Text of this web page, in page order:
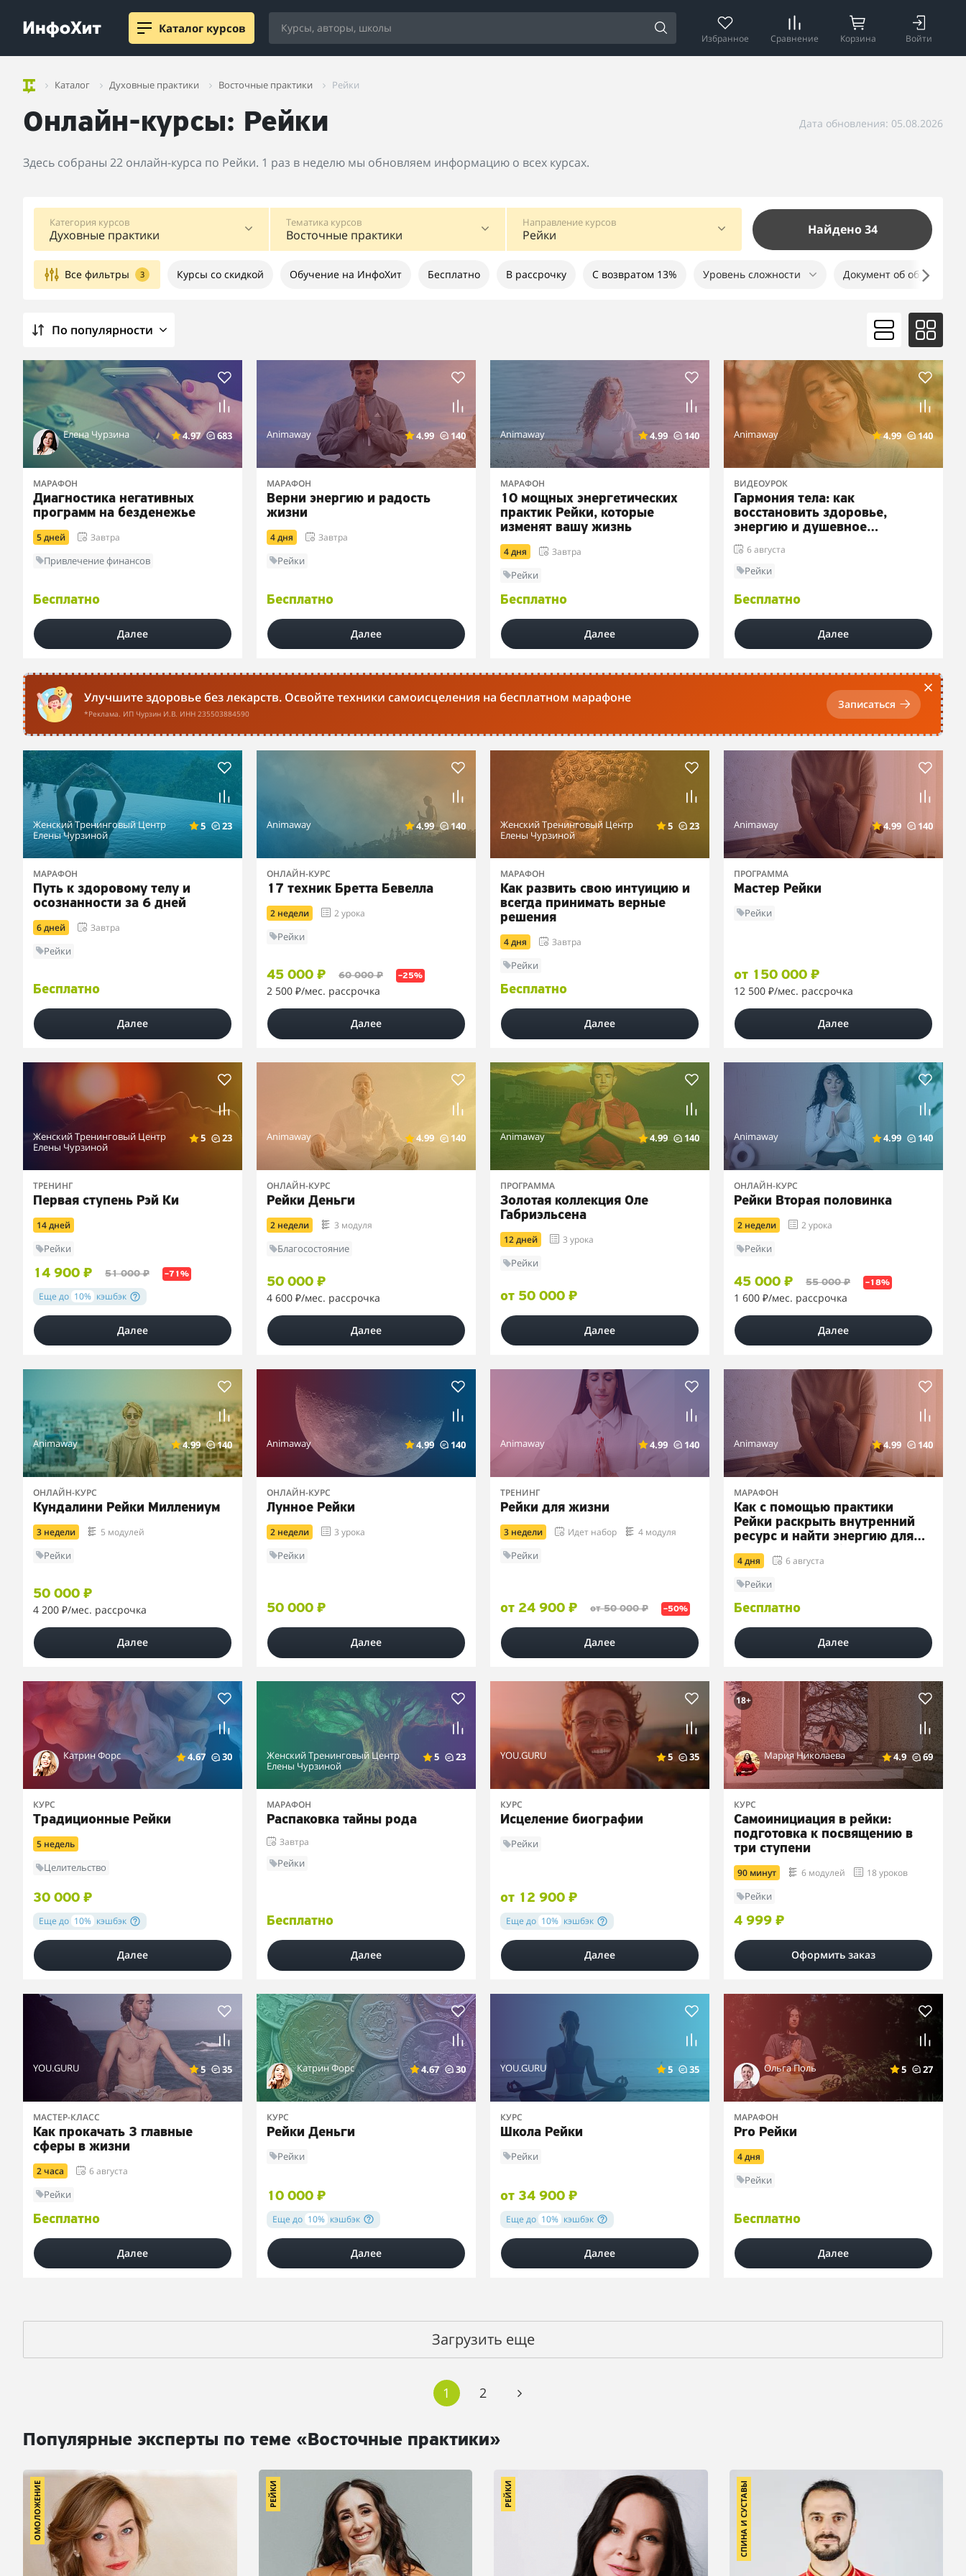
Каталог курсов
Избранное Сравнение Корзина Войти
Каталог Духовные практики Восточные практики Рейки
Онлайн-курсы: Рейки Дата обновления: 05.08.2026
Здесь собраны 22 онлайн-курса по Рейки. 1 раз в неделю мы обновляем информацию о всех курсах.
Духовные практики
Категория курсов
Восточные практики
Тематика курсов
Рейки
Направление курсов
Все фильтры 3 Курсы со скидкой Обучение на ИнфоХит Бесплатно В рассрочку С возвратом 13% Уровень сложности Документ об обучении
Найдено 34
По популярности
Елена Чурзина 4.97 683
МАРАФОН
Диагностика негативных
программ на безденежье
5 дней Завтра
Привлечение финансов
Бесплатно
Далее
Animaway 4.99 140
МАРАФОН
Верни энергию и радость
жизни
4 дня Завтра
Рейки
Бесплатно
Далее
Animaway 4.99 140
МАРАФОН
10 мощных энергетических
практик Рейки, которые
изменят вашу жизнь
4 дня Завтра
Рейки
Бесплатно
Далее
Animaway 4.99 140
ВИДЕОУРОК
Гармония тела: как
восстановить здоровье,
энергию и душевное
равновесие
6 августа
Рейки
Бесплатно
Далее
Улучшите здоровье без лекарств. Освойте техники самоисцеления на бесплатном марафоне
*Реклама. ИП Чурзин И.В. ИНН 235503884590
Записаться
Женский Тренинговый Центр
Елены Чурзиной
5 23
МАРАФОН
Путь к здоровому телу и
осознанности за 6 дней
6 дней Завтра
Рейки
Бесплатно
Далее
Animaway 4.99 140
ОНЛАЙН-КУРС
17 техник Бретта Бевелла
2 недели 2 урока
Рейки
45 000 ₽ 60 000 ₽ –25%
2 500 ₽/мес. рассрочка
Далее
Женский Тренинговый Центр
Елены Чурзиной
5 23
МАРАФОН
Как развить свою интуицию и
всегда принимать верные
решения
4 дня Завтра
Рейки
Бесплатно
Далее
Animaway 4.99 140
ПРОГРАММА
Мастер Рейки
Рейки
от 150 000 ₽
12 500 ₽/мес. рассрочка
Далее
Женский Тренинговый Центр
Елены Чурзиной
5 23
ТРЕНИНГ
Первая ступень Рэй Ки
14 дней
Рейки
14 900 ₽ 51 000 ₽ –71%
Еще до 10% кэшбэк
Далее
Animaway 4.99 140
ОНЛАЙН-КУРС
Рейки Деньги
2 недели 3 модуля
Благосостояние
50 000 ₽
4 600 ₽/мес. рассрочка
Далее
Animaway 4.99 140
ПРОГРАММА
Золотая коллекция Оле
Габриэльсена
12 дней 3 урока
Рейки
от 50 000 ₽
Далее
Animaway 4.99 140
ОНЛАЙН-КУРС
Рейки Вторая половинка
2 недели 2 урока
Рейки
45 000 ₽ 55 000 ₽ –18%
1 600 ₽/мес. рассрочка
Далее
Animaway 4.99 140
ОНЛАЙН-КУРС
Кундалини Рейки Миллениум
3 недели 5 модулей
Рейки
50 000 ₽
4 200 ₽/мес. рассрочка
Далее
Animaway 4.99 140
ОНЛАЙН-КУРС
Лунное Рейки
2 недели 3 урока
Рейки
50 000 ₽
Далее
Animaway 4.99 140
ТРЕНИНГ
Рейки для жизни
3 недели Идет набор 4 модуля
Рейки
от 24 900 ₽ от 50 000 ₽ –50%
Далее
Animaway 4.99 140
МАРАФОН
Как с помощью практики
Рейки раскрыть внутренний
ресурс и найти энергию для
изменения в 5 сферах жизни
4 дня 6 августа
Рейки
Бесплатно
Далее
Катрин Форс 4.67 30
КУРС
Традиционные Рейки
5 недель
Целительство
30 000 ₽
Еще до 10% кэшбэк
Далее
Женский Тренинговый Центр
Елены Чурзиной
5 23
МАРАФОН
Распаковка тайны рода
Завтра
Рейки
Бесплатно
Далее
YOU.GURU 5 35
КУРС
Исцеление биографии
Рейки
от 12 900 ₽
Еще до 10% кэшбэк
Далее
18+
Мария Николаева 4.9 69
КУРС
Самоинициация в рейки:
подготовка к посвящению в
три ступени
90 минут 6 модулей 18 уроков
Рейки
4 999 ₽
Оформить заказ
YOU.GURU 5 35
МАСТЕР-КЛАСС
Как прокачать 3 главные
сферы в жизни
2 часа 6 августа
Рейки
Бесплатно
Далее
Катрин Форс 4.67 30
КУРС
Рейки Деньги
Рейки
10 000 ₽
Еще до 10% кэшбэк
Далее
YOU.GURU 5 35
КУРС
Школа Рейки
Рейки
от 34 900 ₽
Еще до 10% кэшбэк
Далее
Ольга Поль 5 27
МАРАФОН
Pro Рейки
4 дня
Рейки
Бесплатно
Далее
Загрузить еще
1 2
Популярные эксперты по теме «Восточные практики»
ОМОЛОЖЕНИЕ РЕЙКИ РЕЙКИ СПИНА И СУСТАВЫ